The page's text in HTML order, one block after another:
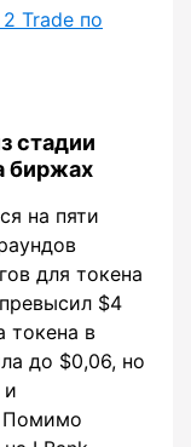
Trade по
стадии
биржах
на пяти
для токена
$4
токена в
до $0,06, но
и
Помимо